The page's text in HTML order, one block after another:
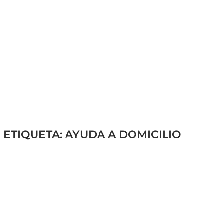
ETIQUETA: AYUDA A DOMICILIO